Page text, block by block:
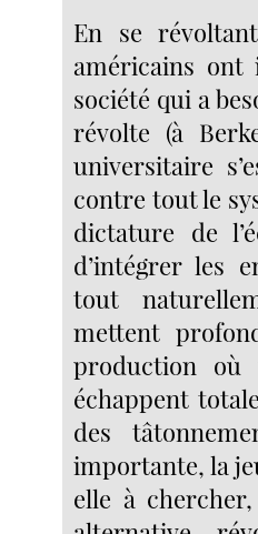
En se
américains ont
société qui a
révolte (à
universitaire
contre tout le
dictature de
d’intégrer les
tout
mettent
production
échappent
des
importante, la
elle à